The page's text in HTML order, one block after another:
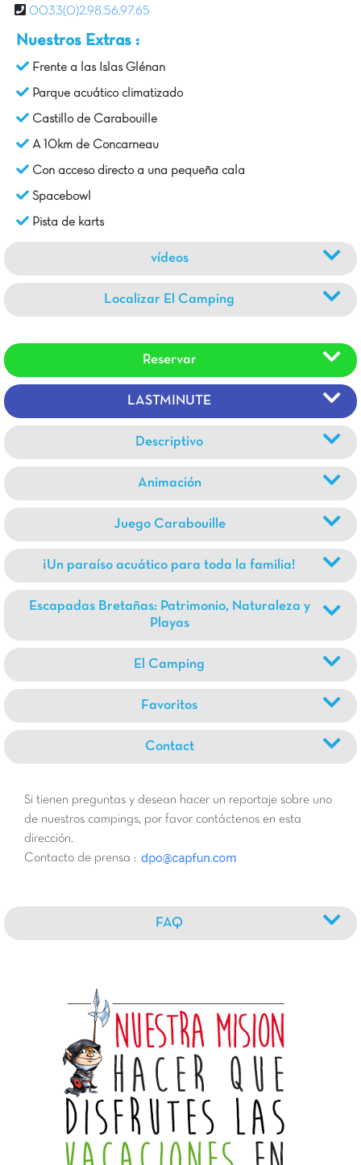
0033(0)2.98.56.97.65
Nuestros Extras :
Frente a las Islas Glénan
Parque acuático climatizado
Castillo de Carabouille
A 10km de Concarneau
Con acceso directo a una pequeña cala
Spacebowl
Pista de karts
vídeos
Localizar El Camping
Reservar
LASTMINUTE
Descriptivo
Animación
Juego Carabouille
¡Un paraíso acuático para toda la familia!
Escapadas Bretañas: Patrimonio, Naturaleza y
Playas
El Camping
Favoritos
Contact
Si tienen preguntas y desean hacer un reportaje sobre uno
de nuestros campings, por favor contáctenos en esta
dirección.
Contacto de prensa :
FAQ